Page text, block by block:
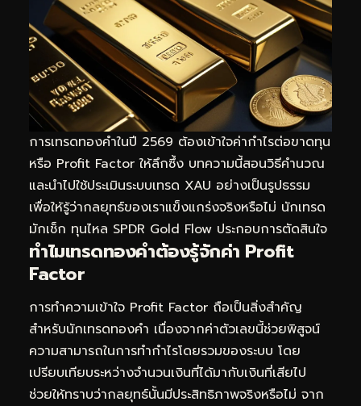
การเทรดทองคำในปี 2569 ต้องเข้าใจค่ากำไรต่อขาดทุน
หรือ Profit Factor ให้ลึกซึ้ง บทความนี้สอนวิธีคำนวณ
และนำไปใช้ประเมินระบบเทรด XAU อย่างเป็นรูปธรรม
เพื่อให้รู้ว่ากลยุทธ์ของเราแข็งแกร่งจริงหรือไม่ นักเทรด
มักเช็ก ทุนไหล SPDR Gold Flow ประกอบการตัดสินใจ
ทำไมเทรดทองคำต้องรู้จักค่า Profit
Factor
การทำความเข้าใจ Profit Factor ถือเป็นสิ่งสำคัญ
สำหรับนักเทรดทองคำ เนื่องจากค่าตัวเลขนี้ช่วยพิสูจน์
ความสามารถในการทำกำไรโดยรวมของระบบ โดย
เปรียบเทียบระหว่างจำนวนเงินที่ได้มากับเงินที่เสียไป
ช่วยให้ทราบว่ากลยุทธ์นั้นมีประสิทธิภาพจริงหรือไม่ จาก